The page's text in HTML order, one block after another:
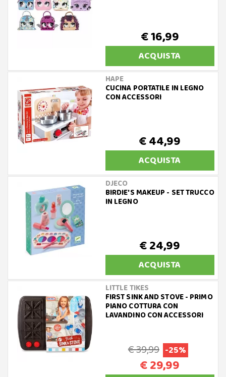
€ 16,99
ACQUISTA
HAPE
CUCINA PORTATILE IN LEGNO
CON ACCESSORI
€ 44,99
ACQUISTA
DJECO
BIRDIE'S MAKEUP - SET TRUCCO
IN LEGNO
€ 24,99
ACQUISTA
LITTLE TIKES
FIRST SINK AND STOVE - PRIMO
PIANO COTTURA CON
LAVANDINO CON ACCESSORI
€ 39,99 -25%
€ 29,99